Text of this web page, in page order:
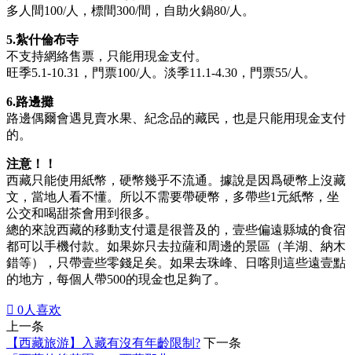
多人間100/人，標間300/間，自助火鍋80/人。
5.紮什倫布寺
不支持網絡售票，只能用現金支付。
旺季5.1-10.31，門票100/人。淡季11.1-4.30，門票55/人。
6.路邊攤
路邊偶爾會遇見賣水果、紀念品的藏民，也是只能用現金支付
的。
注意！！
西藏只能使用紙幣，硬幣幾乎不流通。據說是因爲硬幣上沒藏
文，當地人看不懂。所以不需要帶硬幣，多帶些1元紙幣，坐
公交和喝甜茶會用到很多。
總的來說西藏的移動支付還是很普及的，壹些偏遠縣城的食宿
都可以手機付款。如果妳只去拉薩和周邊的景區（羊湖、納木
錯等），只帶壹些零錢足矣。如果去珠峰、日喀則這些遠壹點
的地方，每個人帶500的現金也足夠了。
 0人喜欢
上一条
【西藏旅游】入藏有沒有年齡限制? 下一条